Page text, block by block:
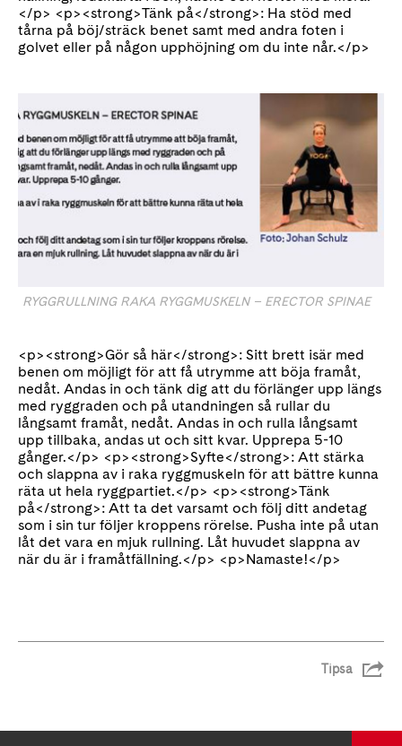
</p> <p><strong>Tänk på</strong>: Ha stöd med
tårna på böj/sträck benet samt med andra foten i
golvet eller på någon upphöjning om du inte når.</p>
RYGGRULLNING RAKA RYGGMUSKELN – ERECTOR SPINAE
<p><strong>Gör så här</strong>: Sitt brett isär med
benen om möjligt för att få utrymme att böja framåt,
nedåt. Andas in och tänk dig att du förlänger upp längs
med ryggraden och på utandningen så rullar du
långsamt framåt, nedåt. Andas in och rulla långsamt
upp tillbaka, andas ut och sitt kvar. Upprepa 5-10
gånger.</p> <p><strong>Syfte</strong>: Att stärka
och slappna av i raka ryggmuskeln för att bättre kunna
räta ut hela ryggpartiet.</p> <p><strong>Tänk
på</strong>: Att ta det varsamt och följ ditt andetag
som i sin tur följer kroppens rörelse. Pusha inte på utan
låt det vara en mjuk rullning. Låt huvudet slappna av
när du är i framåtfällning.</p> <p>Namaste!</p>
Tipsa